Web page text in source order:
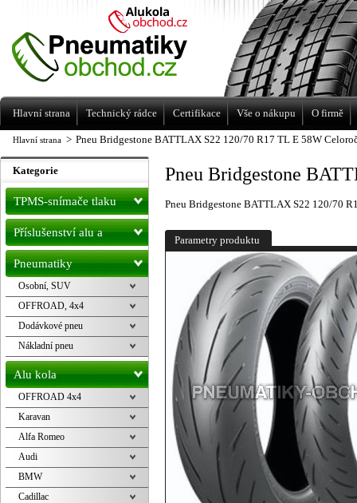
Hlavní strana > Pneu Bridgestone BATTLAX S22 120/70 R17 TL E 58W
Pneu Bridgestone
Pneu Bridgestone BATTLAX S22 120/70
Parametry produktu
Kategorie
TPMS-snímače tlaku
Příslušenství alu a
pneu
Pneumatiky
Osobní, SUV
OFFROAD, 4x4
Dodávkové pneu
Nákladní pneu
Alu kola
OFFROAD 4x4
Karavan
Alfa Romeo
Audi
BMW
Cadillac
Levné pneumatiky letní, zimní, Alu kola
a litá kola Racing Line
Hlavní strana Technický rádce Certifikace Vše o nákupu O firmě